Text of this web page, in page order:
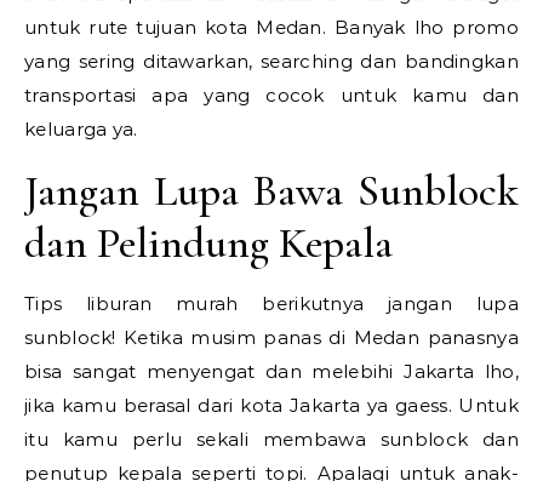
untuk rute tujuan kota Medan. Banyak lho promo
yang sering ditawarkan, searching dan bandingkan
transportasi apa yang cocok untuk kamu dan
keluarga ya.
Jangan Lupa Bawa Sunblock
dan Pelindung Kepala
Tips liburan murah berikutnya jangan lupa
sunblock! Ketika musim panas di Medan panasnya
bisa sangat menyengat dan melebihi Jakarta lho,
jika kamu berasal dari kota Jakarta ya gaess. Untuk
itu kamu perlu sekali membawa sunblock dan
penutup kepala seperti topi. Apalagi untuk anak-